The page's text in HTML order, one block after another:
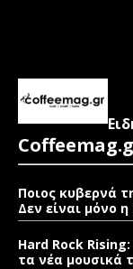
Ποιος κυβερνά
Δεν είναι μόνο η
Hard Rock
τα νέα μουσικά